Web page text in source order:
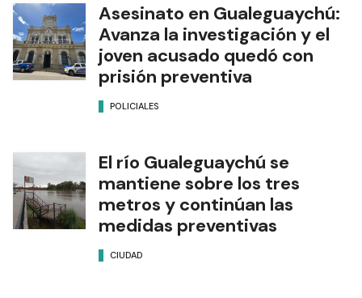
Asesinato en Gualeguaychú:
Avanza la investigación y el
joven acusado quedó con
prisión preventiva
POLICIALES
El río Gualeguaychú se
mantiene sobre los tres
metros y continúan las
medidas preventivas
CIUDAD